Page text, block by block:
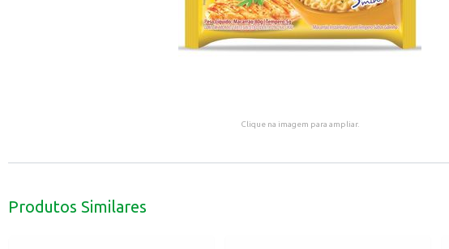
Clique na imagem para ampliar.
Produtos Similares